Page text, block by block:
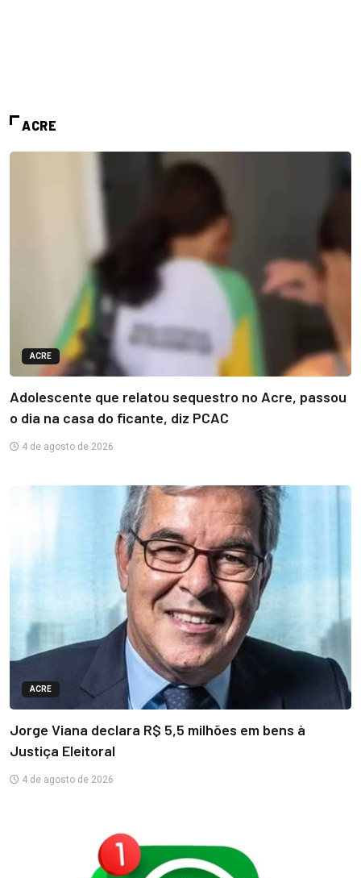
ACRE
ACRE
Adolescente que relatou sequestro no Acre, passou
o dia na casa do ficante, diz PCAC
4 de agosto de 2026
ACRE
Jorge Viana declara R$ 5,5 milhões em bens à
Justiça Eleitoral
4 de agosto de 2026